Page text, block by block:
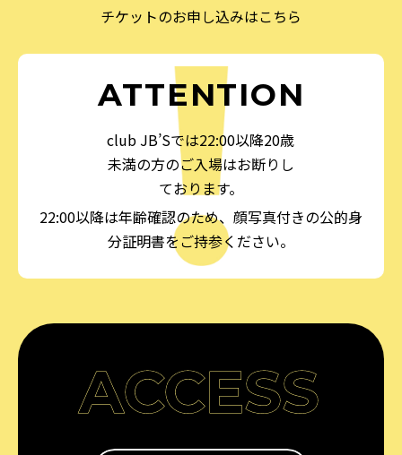
チケットのお申し込みはこちら
ATTENTION
club JB’Sでは22:00以降20歳
未満の方のご入場はお断りし
ております。
22:00以降は年齢確認のため、顔写真付きの公的身
分証明書をご持参ください。
ACCESS